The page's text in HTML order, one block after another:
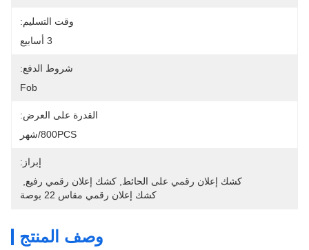
وقت التسليم:
3 أسابيع
شروط الدفع:
Fob
القدرة على العرض:
800PCS/شهر
إبراز:
كشك إعلان رقمي على الحائط كشك إعلان رقمي رفيع
كشك إعلان رقمي مقاس 22 بوصة
وصف المنتج